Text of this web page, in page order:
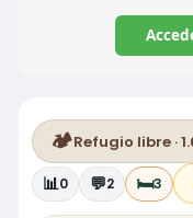
🏕️Refugio libre ·
📊0 💬2 🛏️3